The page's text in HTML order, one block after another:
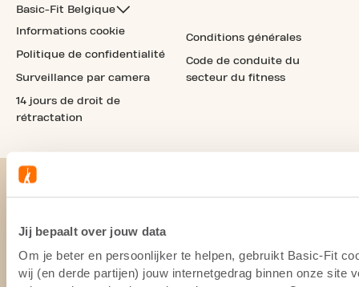
Jij bepaalt over jouw data
Om je beter en persoonlijker te helpen, gebruikt Basic-Fit
wij (en derde partijen) jouw internetgedrag binnen onze site
Basic-Fit Belgique
Informations cookie
Politique de confidentialité
Surveillance par camera
14 jours de droit de
rétractation
Conditions générales
Code de conduite du
secteur du fitness